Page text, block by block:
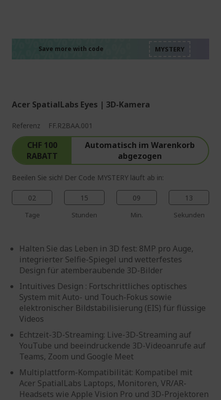
Save more with code
Acer SpatialLabs Eyes | 3D-Kamera
Referenz FF.R2BAA.001
CHF 100
RABATT
Automatisch im Warenkorb
abgezogen
Beeilen Sie sich! Der Code MYSTERY läuft ab in:
02
Tage
15
Stunden
09
Min.
12
Sekunden
Halten Sie das Leben in 3D fest: 8MP pro Auge,
integrierter Selfie-Spiegel und wetterfestes
Design für atemberaubende 3D-Bilder
Intuitives Design : Fortschrittliches optisches
System mit Auto- und Touch-Fokus sowie
elektronischer Bildstabilisierung (EIS) für flüssige
Videos
Echtzeit-3D-Streaming: Live-3D-Streaming auf
YouTube und beeindruckende 3D-Videoanrufe auf
Teams, Zoom und Google Meet
Multiplattform-Kompatibilität: Kompatibel mit
Acer SpatialLabs Laptops, Monitoren, VR/AR-
Headsets wie Apple Vision Pro und 3D-Projektoren